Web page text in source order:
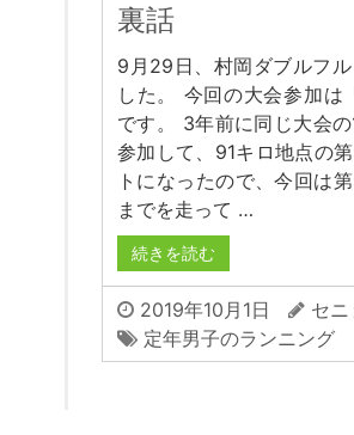
裏話
9月29日、村岡ダブルフ
した。 今回の大会参加は
です。 3年前に同じ大会
参加して、91キロ地点の
トになったので、今回は
までを走って …
続きを読む
2019年10月1日
セ
定年男子のランニング